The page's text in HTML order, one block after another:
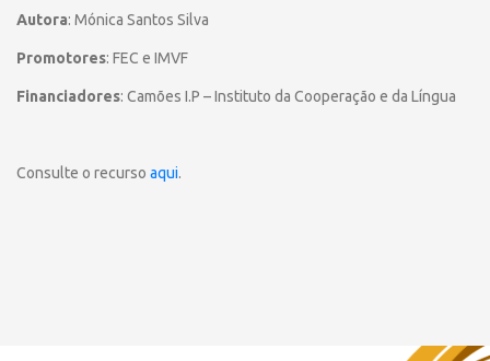
Autora: Mónica Santos Silva
Promotores: FEC e IMVF
Financiadores: Camões I.P – Instituto da Cooperação e da Língua
Consulte o recurso aqui.